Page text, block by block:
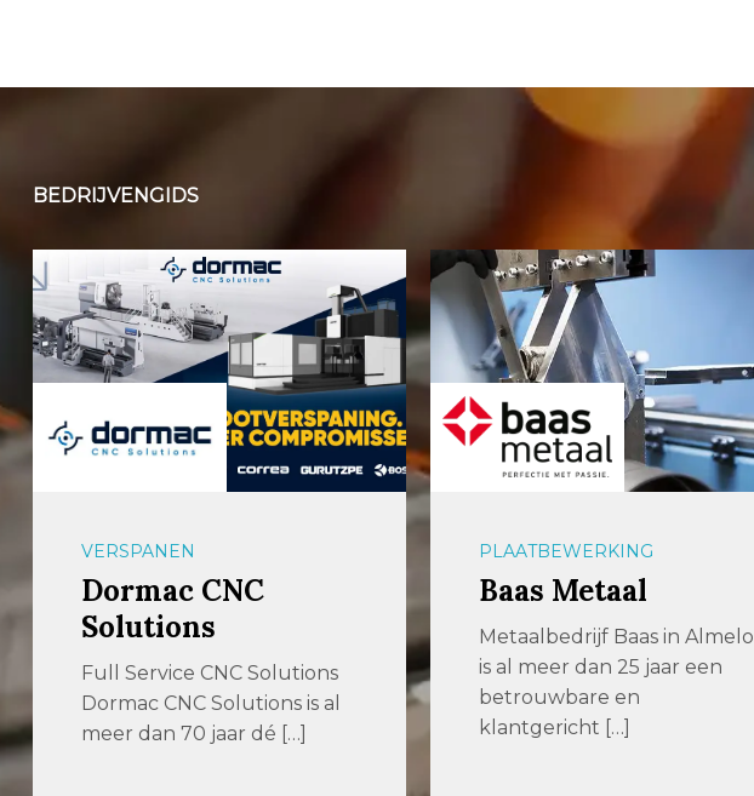
BEDRIJVENGIDS
VERSPANEN
Dormac CNC
Solutions
Full Service CNC Solutions
Dormac CNC Solutions is al
meer dan 70 jaar dé […]
PLAATBEWERKING
Baas Metaal
Metaalbedrijf Baas in Almelo
is al meer dan 25 jaar een
betrouwbare en
klantgericht […]